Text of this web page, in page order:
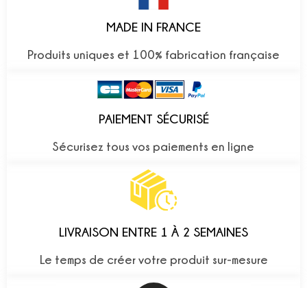
MADE IN FRANCE
Produits uniques et 100% fabrication française
PAIEMENT SÉCURISÉ
Sécurisez tous vos paiements en ligne
LIVRAISON ENTRE 1 À 2 SEMAINES
Le temps de créer votre produit sur-mesure